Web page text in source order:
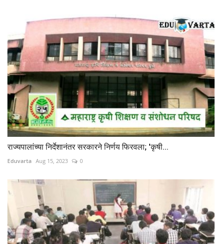
राज्यपालांच्या निर्देशानंतर सरकारने निर्णय फिरवला; 'कृषी...
Eduvarta Aug 15, 2023 0